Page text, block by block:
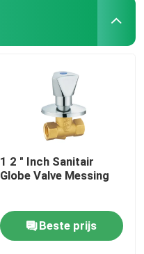
1 2 " Inch Sanitair
Globe Valve Messing
Beste prijs